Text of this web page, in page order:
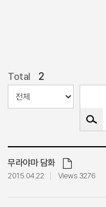
Total 2
무라야마 담화
2015.04.22 Views 3276